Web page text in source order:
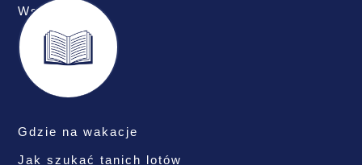
Współpraca
Gdzie na wakacje
Jak szukać tanich lotów